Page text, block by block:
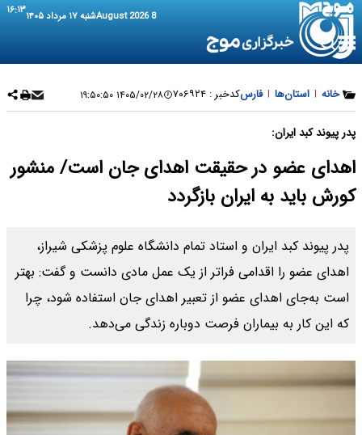
8 August 2026 شنبه ۱۷ مرداد ۱۴۰۵ ۱۶:۱۳
خانه | استان‌ها | فارسکدخبر : ۷۰۶۹۲۴ ۱۴۰۵/۰۲/۲۸ ۱۹:۵۰:۵۰
پدر پیوند کبد ایران:
اهدای عضو در حقیقت اهدای جان است/ منشور
کورش باید به ایران بازگردد
پدر پیوند کبد ایران و استاد تمام دانشگاه علوم پزشکی شیراز،
اهدای عضو را اقدامی فراتر از یک عمل مادی دانست و گفت: بهتر
است به‌جای اهدای عضو از تعبیر اهدای جان استفاده شود، چرا
که این کار به بیماران فرصت دوباره زندگی می‌دهد.